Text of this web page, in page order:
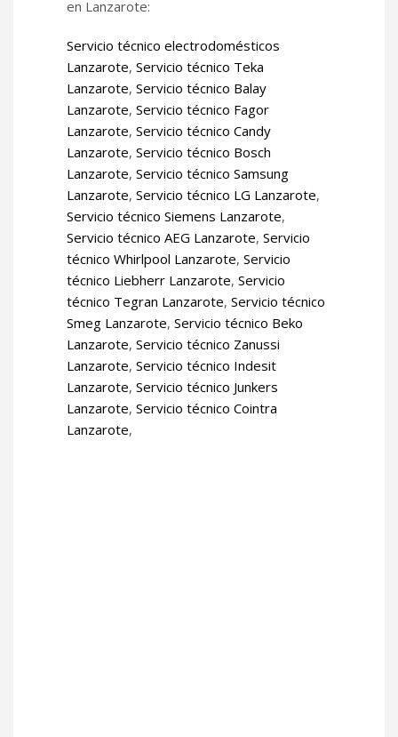
en Lanzarote:
Servicio técnico electrodomésticos
Lanzarote, Servicio técnico Teka
Lanzarote, Servicio técnico Balay
Lanzarote, Servicio técnico Fagor
Lanzarote, Servicio técnico Candy
Lanzarote, Servicio técnico Bosch
Lanzarote, Servicio técnico Samsung
Lanzarote, Servicio técnico LG Lanzarote,
Servicio técnico Siemens Lanzarote,
Servicio técnico AEG Lanzarote, Servicio
técnico Whirlpool Lanzarote, Servicio
técnico Liebherr Lanzarote, Servicio
técnico Tegran Lanzarote, Servicio técnico
Smeg Lanzarote, Servicio técnico Beko
Lanzarote, Servicio técnico Zanussi
Lanzarote, Servicio técnico Indesit
Lanzarote, Servicio técnico Junkers
Lanzarote, Servicio técnico Cointra
Lanzarote,